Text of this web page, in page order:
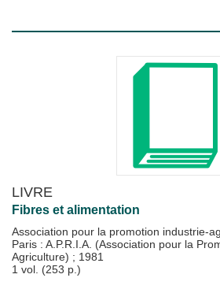
LIVRE
Fibres et alimentation
Association pour la promotion industrie-
Paris : A.P.R.I.A. (Association pour la
Agriculture) ; 1981
1 vol. (253 p.)